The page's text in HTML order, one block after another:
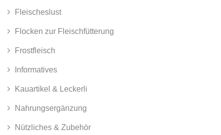
Fleischeslust
Flocken zur Fleischfütterung
Frostfleisch
Informatives
Kauartikel & Leckerli
Nahrungsergänzung
Nützliches & Zubehör